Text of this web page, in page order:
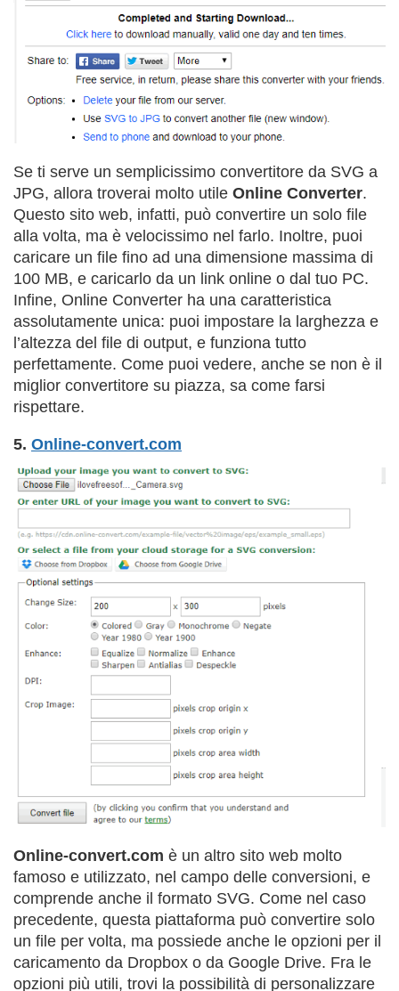
Se ti serve un semplicissimo convertitore da SVG a
JPG, allora troverai molto utile Online Converter.
Questo sito web, infatti, può convertire un solo file
alla volta, ma è velocissimo nel farlo. Inoltre, puoi
caricare un file fino ad una dimensione massima di
100 MB, e caricarlo da un link online o dal tuo PC.
Infine, Online Converter ha una caratteristica
assolutamente unica: puoi impostare la larghezza e
l’altezza del file di output, e funziona tutto
perfettamente. Come puoi vedere, anche se non è il
miglior convertitore su piazza, sa come farsi
rispettare.
5. Online-convert.com
Online-convert.com è un altro sito web molto
famoso e utilizzato, nel campo delle conversioni, e
comprende anche il formato SVG. Come nel caso
precedente, questa piattaforma può convertire solo
un file per volta, ma possiede anche le opzioni per il
caricamento da Dropbox o da Google Drive. Fra le
opzioni più utili, trovi la possibilità di personalizzare